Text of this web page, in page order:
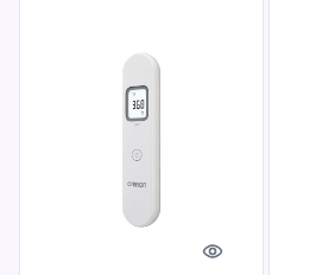
Quick look